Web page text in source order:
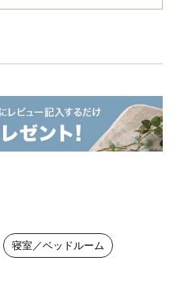
寝室／ベッドルーム